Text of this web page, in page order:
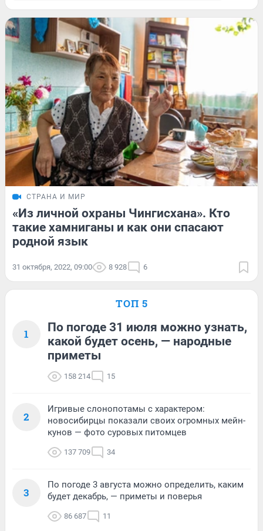
СТРАНА И МИР
«Из личной охраны Чингисхана». Кто
такие хамниганы и как они спасают
родной язык
31 октября, 2022, 09:00 8 928 6
ТОП 5
1
По погоде 31 июля можно узнать,
какой будет осень, — народные
приметы
158 214 15
2
Игривые слонопотамы с характером:
новосибирцы показали своих огромных мейн-
кунов — фото суровых питомцев
137 709 34
3
По погоде 3 августа можно определить, каким
будет декабрь, — приметы и поверья
86 687 11